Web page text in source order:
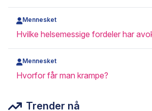
Mennesket
Hvilke helsemessige fordeler har
Mennesket
Hvorfor får man krampe?
Trender nå